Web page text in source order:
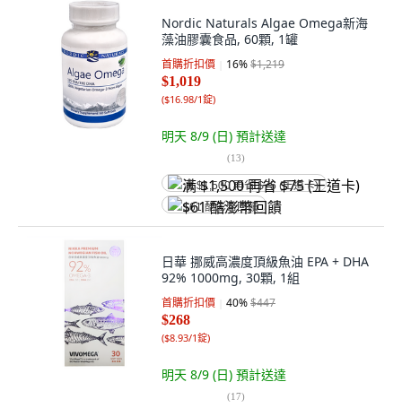
Nordic Naturals Algae Omega新海
藻油膠囊食品, 60顆, 1罐
首購折扣價 16%$1,219
$1,019
($16.98/1錠)
明天 8/9 (日) 預計送達
(13)
满 $1,500 再省 $75 (王道卡)
$61 酷澎幣回饋
日華 挪威高濃度頂級魚油 EPA + DHA
92% 1000mg, 30顆, 1組
首購折扣價 40%$447
$268
($8.93/1錠)
明天 8/9 (日) 預計送達
(17)